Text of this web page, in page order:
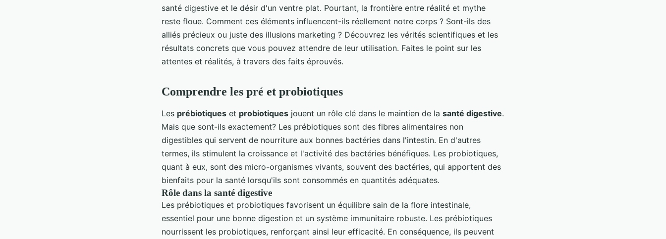
santé digestive et le désir d'un ventre plat. Pourtant, la frontière entre réalité et mythe
reste floue. Comment ces éléments influencent-ils réellement notre corps ? Sont-ils des
alliés précieux ou juste des illusions marketing ? Découvrez les vérités scientifiques et les
résultats concrets que vous pouvez attendre de leur utilisation. Faites le point sur les
attentes et réalités, à travers des faits éprouvés.
Comprendre les pré et probiotiques
Les prébiotiques et probiotiques jouent un rôle clé dans le maintien de la santé digestive.
Mais que sont-ils exactement? Les prébiotiques sont des fibres alimentaires non
digestibles qui servent de nourriture aux bonnes bactéries dans l'intestin. En d'autres
termes, ils stimulent la croissance et l'activité des bactéries bénéfiques. Les probiotiques,
quant à eux, sont des micro-organismes vivants, souvent des bactéries, qui apportent des
bienfaits pour la santé lorsqu'ils sont consommés en quantités adéquates.
Rôle dans la santé digestive
Les prébiotiques et probiotiques favorisent un équilibre sain de la flore intestinale,
essentiel pour une bonne digestion et un système immunitaire robuste. Les prébiotiques
nourrissent les probiotiques, renforçant ainsi leur efficacité. En conséquence, ils peuvent